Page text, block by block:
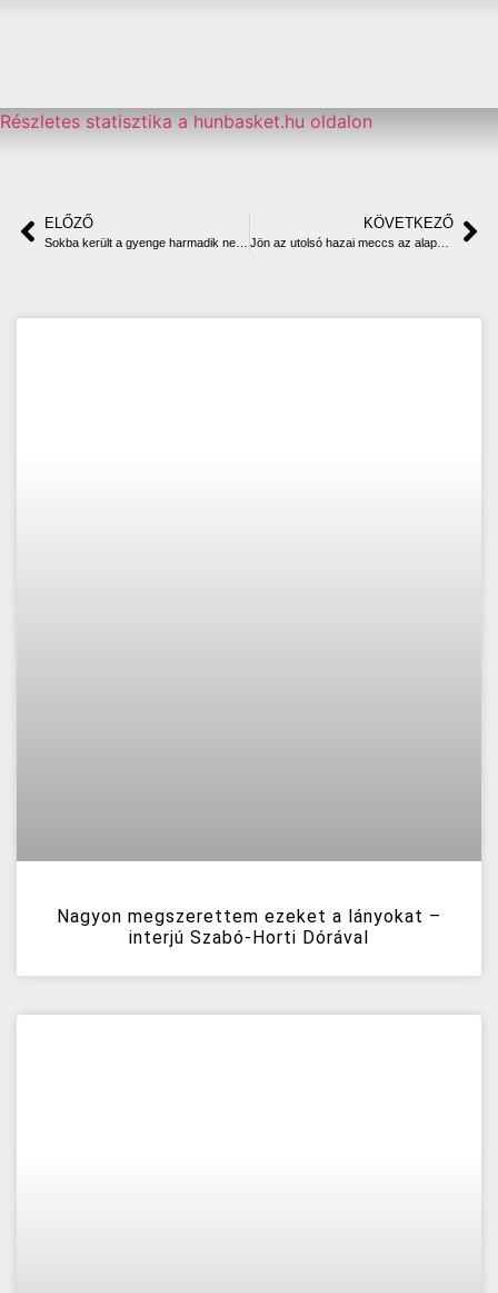
Részletes statisztika a hunbasket.hu oldalon
ELŐZŐ KÖVETKEZŐ
Jön az utolsó hazai meccs az alapszakaszban
Nagyon megszerettem ezeket a lányokat –
interjú Szabó-Horti Dórával